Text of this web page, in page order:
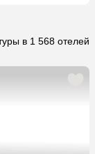
в 1 568 отелей